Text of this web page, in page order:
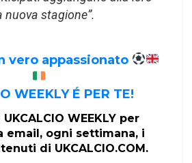
stagione”.
vero appassionato
WEEKLY É PER TE!
WEEKLY per
email, ogni settimana, i
di UKCALCIO.COM.